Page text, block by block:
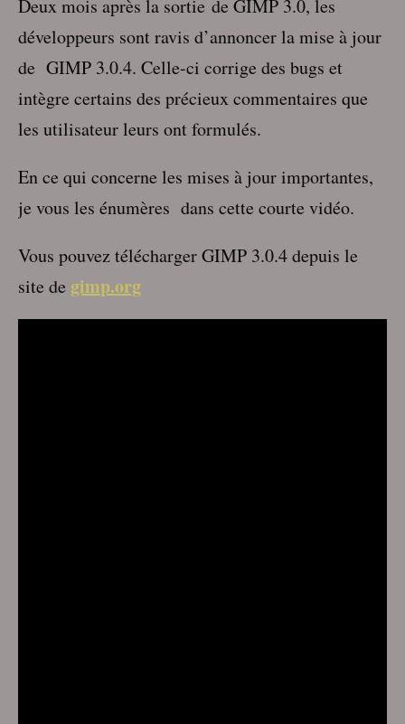
Deux mois après la sortiede GIMP 3.0, les
développeurs sont ravis d’annoncer la mise à jour
deGIMP 3.0.4. Celle-ci corrige des bugs et
intègre certains des précieux commentaires que
les utilisateur leurs ont formulés.
En ce qui concerne les mises à jour importantes,
je vous les énumères dans cette courte vidéo.
Vous pouvez télécharger GIMP 3.0.4 depuis le
site de gimp.org